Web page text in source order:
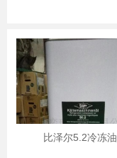
比泽尔5.2冷冻油